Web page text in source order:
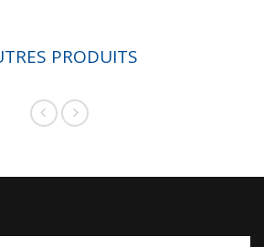
PRODUITS